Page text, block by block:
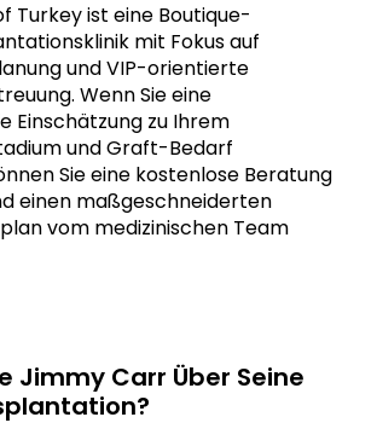
Turkey ist eine Boutique-
mit Fokus auf
und VIP-orientierte
Wenn Sie eine
Einschätzung zu Ihrem
und Graft-Bedarf
Sie eine kostenlose Beratung
einen maßgeschneiderten
vom medizinischen Team
Jimmy Carr Über Seine